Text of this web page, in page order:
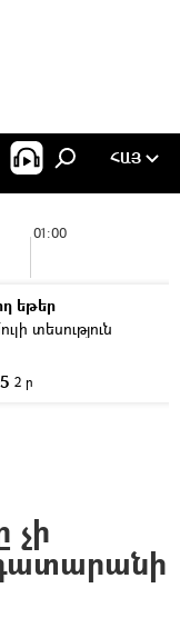
ՀԱՅ
01:00
եթեր
տեսություն
2 ր
չի